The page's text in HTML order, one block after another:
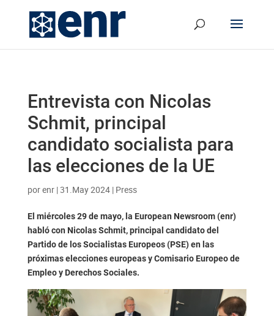
Entrevista con Nicolas
Schmit, principal
candidato socialista para
las elecciones de la UE
porenr|31.May 2024| Press
El miércoles 29 de mayo, la European Newsroom (enr)
habló con Nicolas Schmit, principal candidato del
Partido de los Socialistas Europeos (PSE) en las
próximas elecciones europeas y Comisario Europeo de
Empleo y Derechos Sociales.